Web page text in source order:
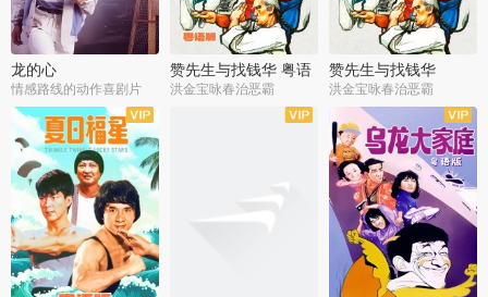
龙的心
情感路线的动作喜剧片
赞先生与找钱华 粤语
版
洪金宝咏春治恶霸
赞先生与找钱华
洪金宝咏春治恶霸